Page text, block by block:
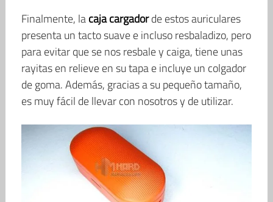
Finalmente, lacaja cargadorde estos auriculares
presenta un tacto suave e incluso resbaladizo, pero
para evitar que se nos resbale y caiga, tiene unas
rayitas en relieve en su tapa e incluye un colgador
de goma. Además, gracias a su pequeño tamaño,
es muy fácil de llevar con nosotros y de utilizar.